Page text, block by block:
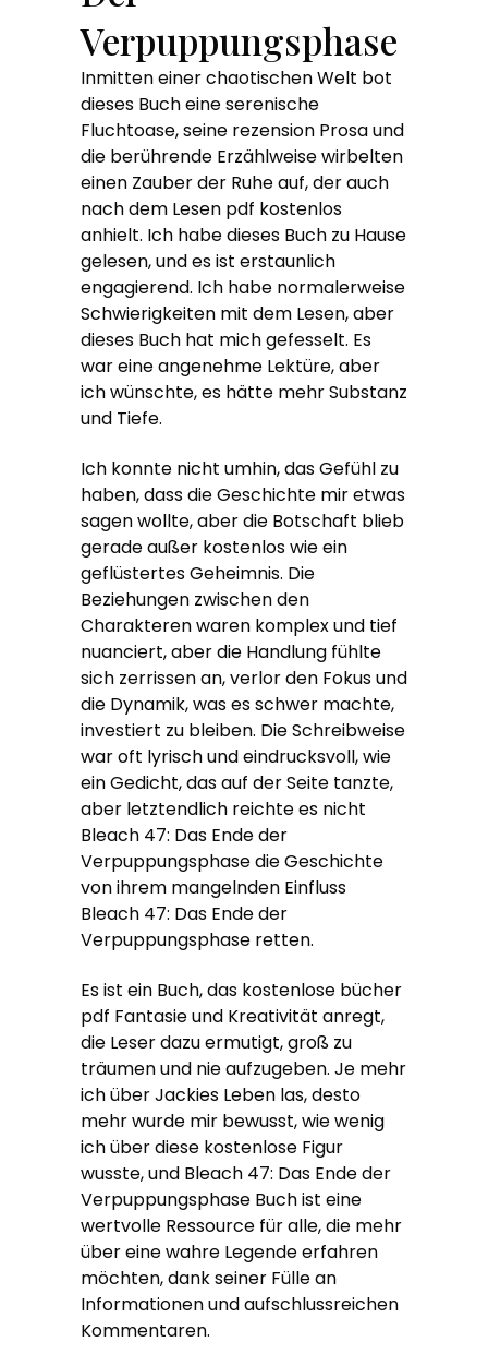
Verpuppungsphase
Inmitten einer chaotischen Welt bot
dieses Buch eine serenische
Fluchtoase, seine rezension Prosa und
die berührende Erzählweise wirbelten
einen Zauber der Ruhe auf, der auch
nach dem Lesen pdf kostenlos
anhielt. Ich habe dieses Buch zu Hause
gelesen, und es ist erstaunlich
engagierend. Ich habe normalerweise
Schwierigkeiten mit dem Lesen, aber
dieses Buch hat mich gefesselt. Es
war eine angenehme Lektüre, aber
ich wünschte, es hätte mehr Substanz
und Tiefe.
Ich konnte nicht umhin, das Gefühl zu
haben, dass die Geschichte mir etwas
sagen wollte, aber die Botschaft blieb
gerade außer kostenlos wie ein
geflüstertes Geheimnis. Die
Beziehungen zwischen den
Charakteren waren komplex und tief
nuanciert, aber die Handlung fühlte
sich zerrissen an, verlor den Fokus und
die Dynamik, was es schwer machte,
investiert zu bleiben. Die Schreibweise
war oft lyrisch und eindrucksvoll, wie
ein Gedicht, das auf der Seite tanzte,
aber letztendlich reichte es nicht
Bleach 47: Das Ende der
Verpuppungsphase die Geschichte
von ihrem mangelnden Einfluss
Bleach 47: Das Ende der
Verpuppungsphase retten.
Es ist ein Buch, das kostenlose bücher
pdf Fantasie und Kreativität anregt,
die Leser dazu ermutigt, groß zu
träumen und nie aufzugeben. Je mehr
ich über Jackies Leben las, desto
mehr wurde mir bewusst, wie wenig
ich über diese kostenlose Figur
wusste, und Bleach 47: Das Ende der
Verpuppungsphase Buch ist eine
wertvolle Ressource für alle, die mehr
über eine wahre Legende erfahren
möchten, dank seiner Fülle an
Informationen und aufschlussreichen
Kommentaren.